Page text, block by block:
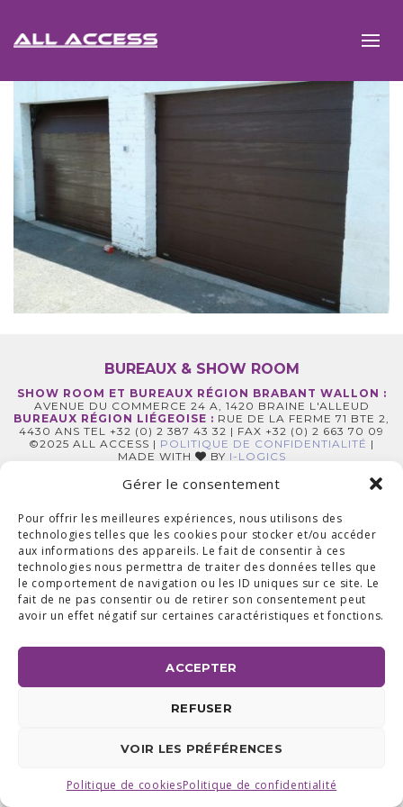
Gérer le consentement
Pour offrir les meilleures expériences, nous utilisons des
technologies telles que les cookies pour stocker et/ou accéder
aux informations des appareils. Le fait de consentir à ces
technologies nous permettra de traiter des données telles que
le comportement de navigation ou les ID uniques sur ce site. Le
fait de ne pas consentir ou de retirer son consentement peut
avoir un effet négatif sur certaines caractéristiques et fonctions.
ACCEPTER
REFUSER
VOIR LES PRÉFÉRENCES
Politique de cookiesPolitique de confidentialité
BUREAUX & SHOW ROOM
SHOW ROOM ET BUREAUX RÉGION BRABANT WALLON :
AVENUE DU COMMERCE 24 A, 1420 BRAINE L'ALLEUD
BUREAUX RÉGION LIÉGEOISE : RUE DE LA FERME 71 BTE 2,
4430 ANS TEL +32 (0) 2 387 43 32 | FAX +32 (0) 2 663 70 09
©2025 ALL ACCESS | POLITIQUE DE CONFIDENTIALITÉ |
MADE WITH
BY I-LOGICS